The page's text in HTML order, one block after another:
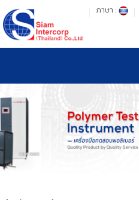
รู้ลึก รู้จริง เรื่องเครื่องมือทดสอบวั
ภาษา :
NEW WEBSITE
PRODUCT